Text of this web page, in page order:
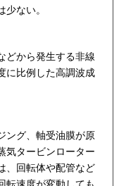
ない。
どから発生する非線
に比例した高調波成
ング、軸受油膜が原
気タービンローター
、回転体や配管など